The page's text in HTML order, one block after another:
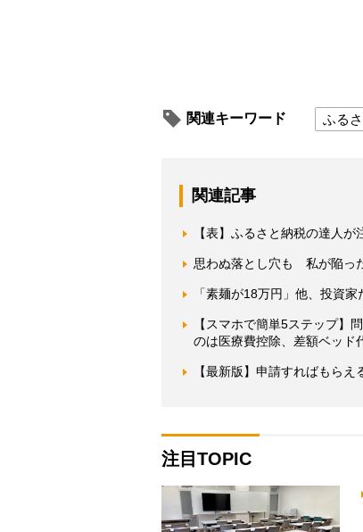
関連キーワード ふる
関連記事
【表】ふるさと納税の達人
思わぬ落とし穴も 私が陥っ
「素麺が18万円」他、投資
【スマホで簡単5ステップ】
のは医療費控除、差額ベッド
【最新版】申請すればもら
注目TOPIC